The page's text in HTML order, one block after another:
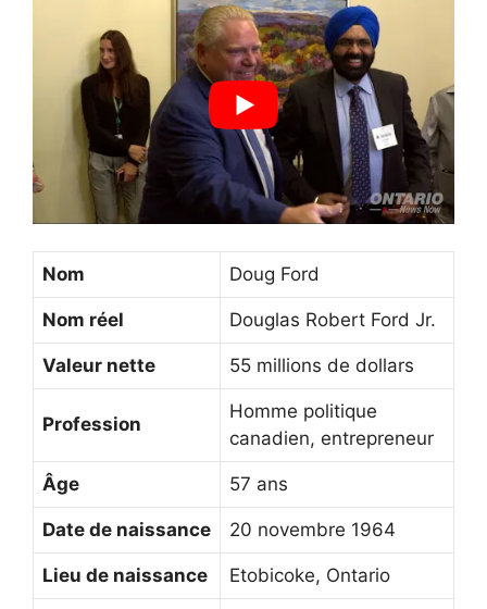
Nom Doug Ford
Nom réel Douglas Robert Ford Jr.
Valeur nette 55 millions de dollars
Profession
Homme politique
canadien, entrepreneur
Âge 57 ans
Date de naissance 20 novembre 1964
Lieu de naissance Etobicoke, Ontario